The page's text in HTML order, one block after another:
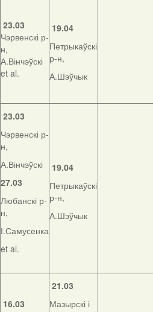
23.03
Чэрвенскі р-
н,
А.Вінчэўскі
et al.
19.04
Петрыкаўскі
р-н,
А.Шэўчык
23.03
Чэрвенскі р-
н,
А.Вінчэўскі
27.03
Любанскі р-
н,
І.Самусенка
et al.
19.04
Петрыкаўскі
р-н,
А.Шэўчык
16.03
21.03
Мазырскі і